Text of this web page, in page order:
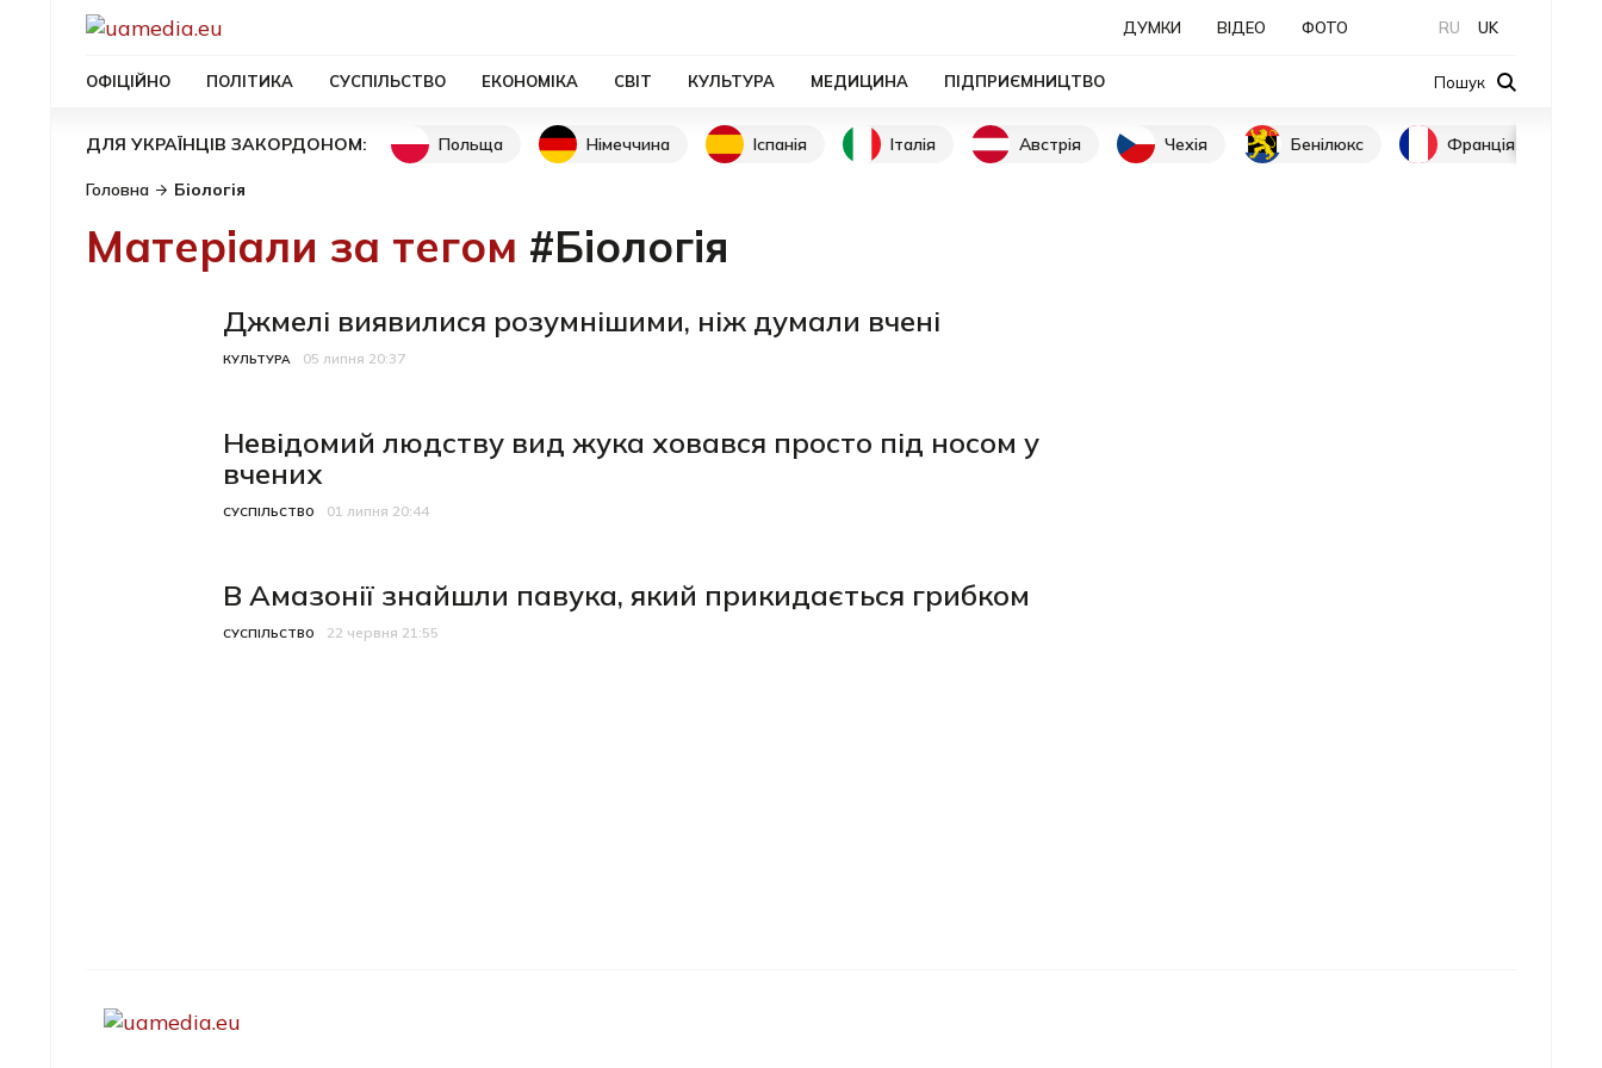
ДУМКИ ВІДЕО ФОТО
ОФІЦІЙНО ПОЛІТИКА СУСПІЛЬСТВО ЕКОНОМІКА СВІТ КУЛЬТУРА МЕДИЦИНА ПІДПРИЄМНИЦТВО
RU UK
Пошук
ДЛЯ УКРАЇНЦІВ ЗАКОРДОНОМ: Польща Німеччина Іспанія Італія Австрія Чехія Бенілюкс Франція
Головна Біологія
Матеріали за тегом #Біологія
Джмелі виявилися розумнішими, ніж думали вчені
Категорія
КУЛЬТУРА
Дата публікації
05 липня 20:37
Невідомий людству вид жука ховався просто під носом у
вчених
Категорія
СУСПІЛЬСТВО
Дата публікації
01 липня 20:44
В Амазонії знайшли павука, який прикидається грибком
Категорія
СУСПІЛЬСТВО
Дата публікації
22 червня 21:55